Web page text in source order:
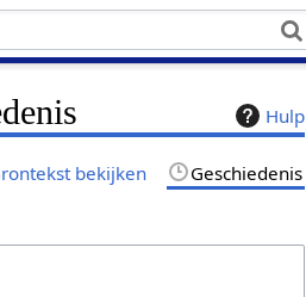
Hulp
bekijken Geschiedenis